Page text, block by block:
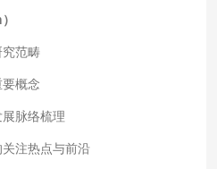
范畴
概念
脉络梳理
注热点与前沿